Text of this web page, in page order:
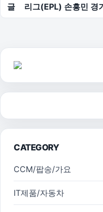
글
리그(EPL) 손흥민 경
CATEGORY
CCM/팝송/가요
IT제품/자동차